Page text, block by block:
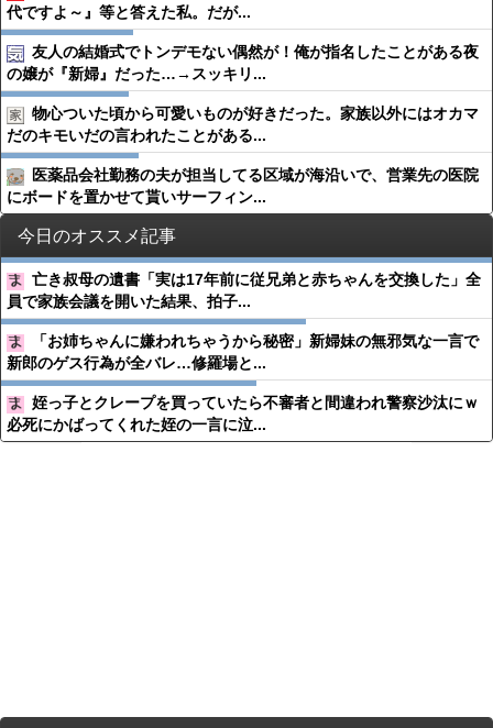
代ですよ～』等と答えた私。だが...
友人の結婚式でトンデモない偶然が！俺が指名したことがある夜
の嬢が『新婦』だった…→スッキリ...
物心ついた頃から可愛いものが好きだった。家族以外にはオカマ
だのキモいだの言われたことがある...
医薬品会社勤務の夫が担当してる区域が海沿いで、営業先の医院
にボードを置かせて貰いサーフィン...
今日のオススメ記事
亡き叔母の遺書「実は17年前に従兄弟と赤ちゃんを交換した」全
員で家族会議を開いた結果、拍子...
「お姉ちゃんに嫌われちゃうから秘密」新婦妹の無邪気な一言で
新郎のゲス行為が全バレ…修羅場と...
姪っ子とクレープを買っていたら不審者と間違われ警察沙汰にｗ
必死にかばってくれた姪の一言に泣...